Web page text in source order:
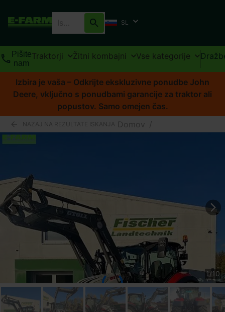
SL
Pišite
nam
Traktorji Žitni kombajni Vse kategorije
Izbira je vaša – Odkrijte ekskluzivne ponudbe John
Deere, vključno s ponudbami garancije za traktor ali
popustov. Samo omejen čas.
NAZAJ NA REZULTATE ISKANJA Domov /
1/10